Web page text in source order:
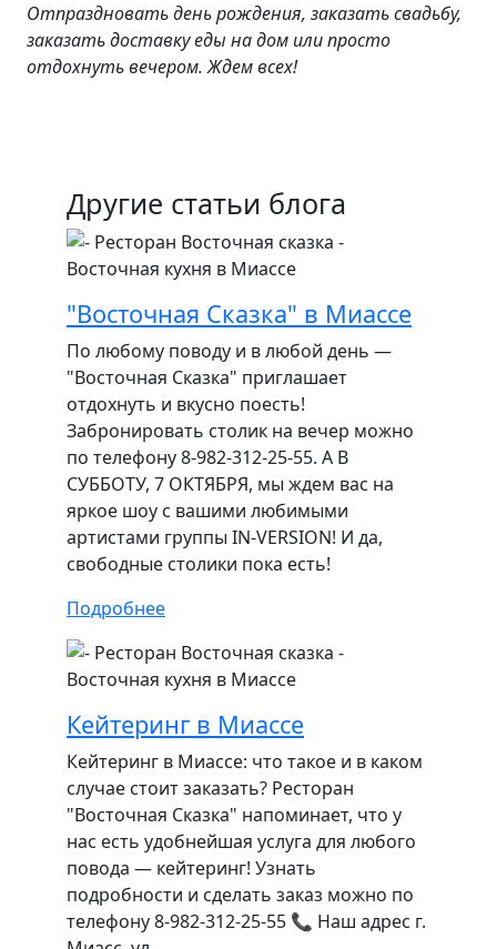
Отпраздновать день рождения, заказать свадьбу,
заказать доставку еды на дом или просто
отдохнуть вечером. Ждем всех!
Другие статьи блога
"Восточная Сказка" в Миассе
По любому поводу и в любой день —
"Восточная Сказка" приглашает
отдохнуть и вкусно поесть!
Забронировать столик на вечер можно
по телефону 8-982-312-25-55. А В
СУББОТУ, 7 ОКТЯБРЯ, мы ждем вас на
яркое шоу с вашими любимыми
артистами группы IN-VERSION! И да,
свободные столики пока есть!
Подробнее
Кейтеринг в Миассе
Кейтеринг в Миассе: что такое и в каком
случае стоит заказать? Ресторан
"Восточная Сказка" напоминает, что у
нас есть удобнейшая услуга для любого
повода — кейтеринг! Узнать
подробности и сделать заказ можно по
телефону 8-982-312-25-55 📞 Наш адрес г.